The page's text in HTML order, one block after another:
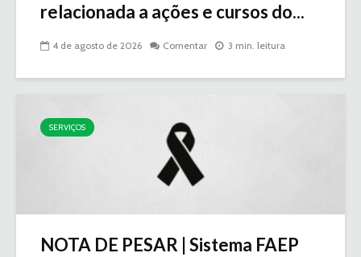
relacionada a ações e cursos do...
4 de agosto de 2026 Comentar 3 min. leitura
SERVIÇOS
NOTA DE PESAR | Sistema FAEP